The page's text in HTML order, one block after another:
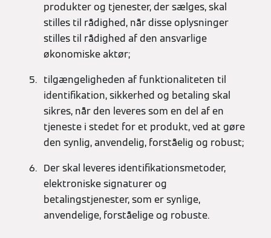
produkter og tjenester, der sælges, skal
stilles til rådighed, når disse oplysninger
stilles til rådighed af den ansvarlige
økonomiske aktør;
tilgængeligheden af funktionaliteten til
identifikation, sikkerhed og betaling skal
sikres, når den leveres som en del af en
tjeneste i stedet for et produkt, ved at gøre
den synlig, anvendelig, forståelig og robust;
Der skal leveres identifikationsmetoder,
elektroniske signaturer og
betalingstjenester, som er synlige,
anvendelige, forståelige og robuste.